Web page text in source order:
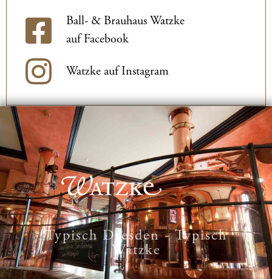
Ball- & Brauhaus Watzke
auf Facebook
Watzke auf Instagram
Typisch Dresden - Typisch
Watzke